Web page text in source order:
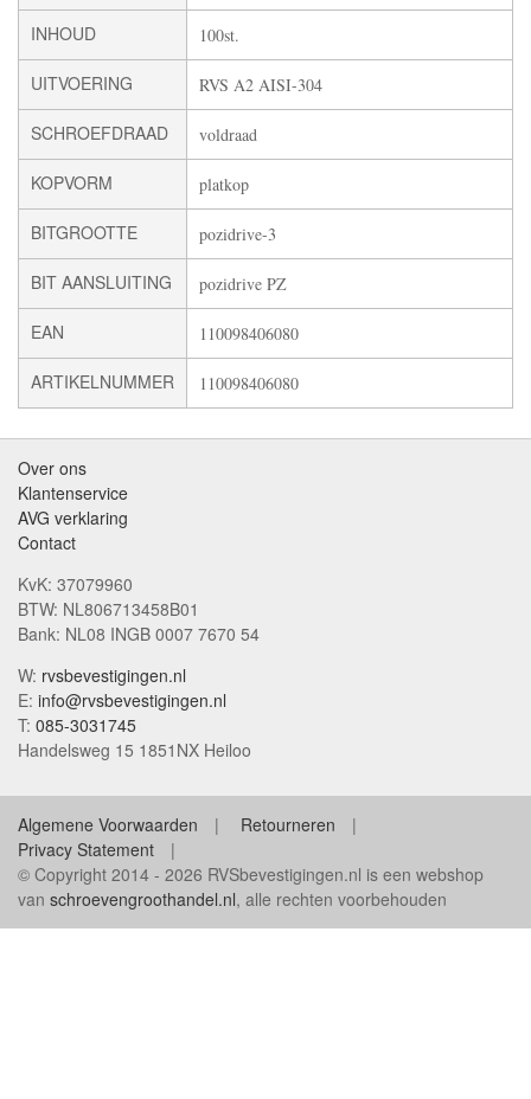
INHOUD 100st.
UITVOERING RVS A2 AISI-304
SCHROEFDRAAD voldraad
KOPVORM platkop
BITGROOTTE pozidrive-3
BIT AANSLUITING pozidrive PZ
EAN 110098406080
ARTIKELNUMMER 110098406080
Over ons
Klantenservice
AVG verklaring
Contact
KvK: 37079960
BTW: NL806713458B01
Bank: NL08 INGB 0007 7670 54
W: rvsbevestigingen.nl
E: info@rvsbevestigingen.nl
T: 085-3031745
Handelsweg 15 1851NX Heiloo
Algemene Voorwaarden
Retourneren
Privacy Statement
© Copyright 2014 - 2026 RVSbevestigingen.nl is een webshop
van schroevengroothandel.nl, alle rechten voorbehouden